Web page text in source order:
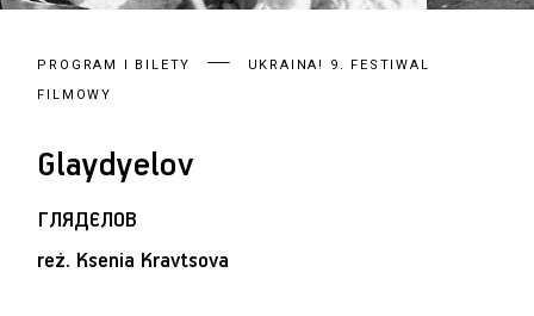
PROGRAM I BILETY
UKRAINA! 9. FESTIWAL
FILMOWY
Glaydyelov
ГЛЯДЄЛОВ
reż. Ksenia Kravtsova